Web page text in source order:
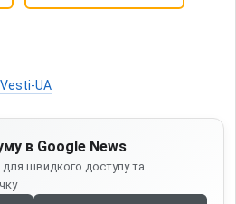
UA
в Google News
швидкого доступу та